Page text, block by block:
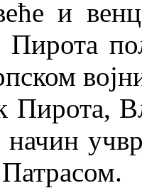
и
Пирота,
начин